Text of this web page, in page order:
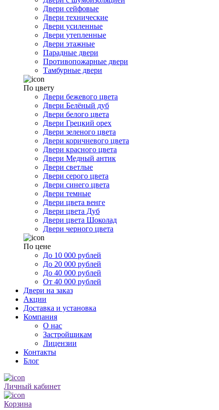
Двери сейфовые
Двери технические
Двери усиленные
Двери утепленные
Двери этажные
Парадные двери
Противопожарные двери
Тамбурные двери
По цвету
Двери бежевого цвета
Двери Белёный дуб
Двери белого цвета
Двери Грецкий орех
Двери зеленого цвета
Двери коричневого цвета
Двери красного цвета
Двери Медный антик
Двери светлые
Двери серого цвета
Двери синего цвета
Двери темные
Двери цвета венге
Двери цвета Дуб
Двери цвета Шоколад
Двери черного цвета
По цене
До 10 000 рублей
До 20 000 рублей
До 40 000 рублей
От 40 000 рублей
Двери на заказ
Акции
Доставка и установка
Компания
О нас
Застройщикам
Лицензии
Контакты
Блог
Личный кабинет
Корзина